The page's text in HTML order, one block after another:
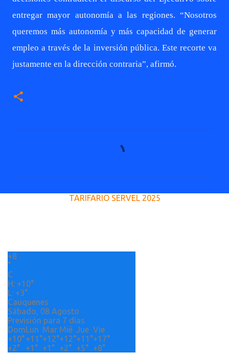
entregar mayor autonomía a las regiones. “Nosotros
queremos más autonomía y más capacidad de generar
empleo a través de la inversión pública. Este recorte va
justamente en la dirección contraria”, afirmó.
i
s
TARIFARIO SERVEL 2025
+8
°
C
H: +10°
L: +3°
Cauquenes
Sábado, 08 Agosto
Previsión para 7 días
DomLun Mar Mié Jue Vie
+10°+11°+12°+12°+11°+17°
+2° +1° +1° +2° +5° +8°